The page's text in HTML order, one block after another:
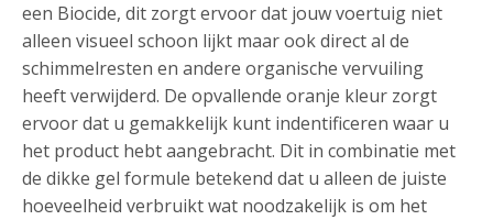
een Biocide, dit zorgt ervoor dat jouw voertuig niet
alleen visueel schoon lijkt maar ook direct al de
schimmelresten en andere organische vervuiling
heeft verwijderd. De opvallende oranje kleur zorgt
ervoor dat u gemakkelijk kunt indentificeren waar u
het product hebt aangebracht. Dit in combinatie met
de dikke gel formule betekend dat u alleen de juiste
hoeveelheid verbruikt wat noodzakelijk is om het